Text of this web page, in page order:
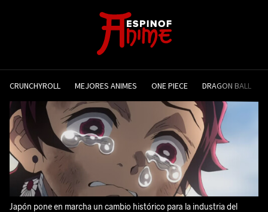
CRUNCHYROLL MEJORES ANIMES ONE PIECE DRAGON BALL
Japón pone en marcha un cambio histórico para la industria del